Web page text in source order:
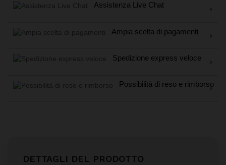
Assistenza Live Chat
Ampia scelta di pagamenti
Spedizione express veloce
Possibilità di reso e rimborso
DETTAGLI DEL PRODOTTO